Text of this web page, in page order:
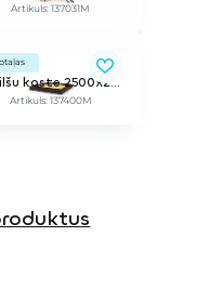
Artikuls: 137031M
Smilšu kaste 2500x2500
Artikuls: 137400M